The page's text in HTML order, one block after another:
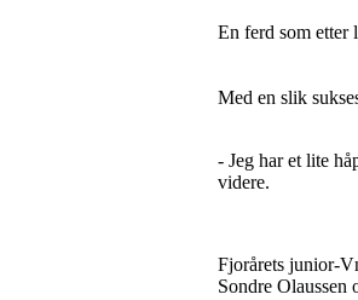
En ferd som etter
Med en slik
- Jeg har et lite
videre.
Fjorårets junior-
Sondre Olaussen